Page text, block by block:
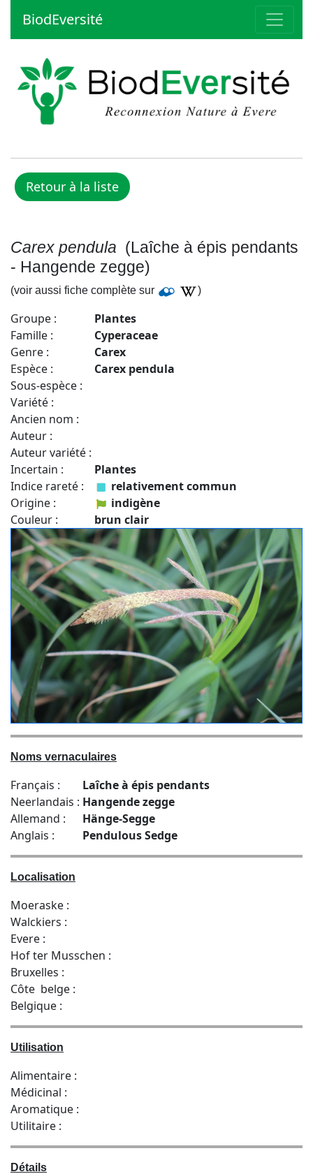
BiodEversité
Carex pendula (Laîche à épis pendants
- Hangende zegge)
(voir aussi fiche complète sur )
Groupe :
Plantes
Famille :
Cyperaceae
Genre :
Carex
Espèce :
Carex pendula
Sous-espèce :
Variété :
Ancien nom :
Auteur :
Auteur variété :
Incertain :
Plantes
Indice rareté :
relativement commun
Origine :
indigène
Couleur :
brun clair
Noms vernaculaires
Français :
Laîche à épis pendants
Neerlandais : Hangende zegge
Allemand :
Hänge-Segge
Anglais :
Pendulous Sedge
Localisation
Moeraske :
Walckiers :
Evere :
Hof ter Musschen :
Bruxelles :
Côte belge :
Belgique :
Utilisation
Alimentaire :
Médicinal :
Aromatique :
Utilitaire :
Détails